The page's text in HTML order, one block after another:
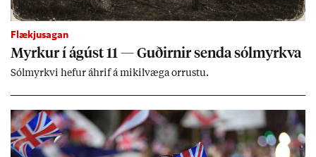
Flækjusagan
Myrk­ur í ág­úst 11 — Guð­irn­ir senda sól­myrkva
Sól­myrkvi hef­ur áhrif á mik­il­væga orr­ustu.